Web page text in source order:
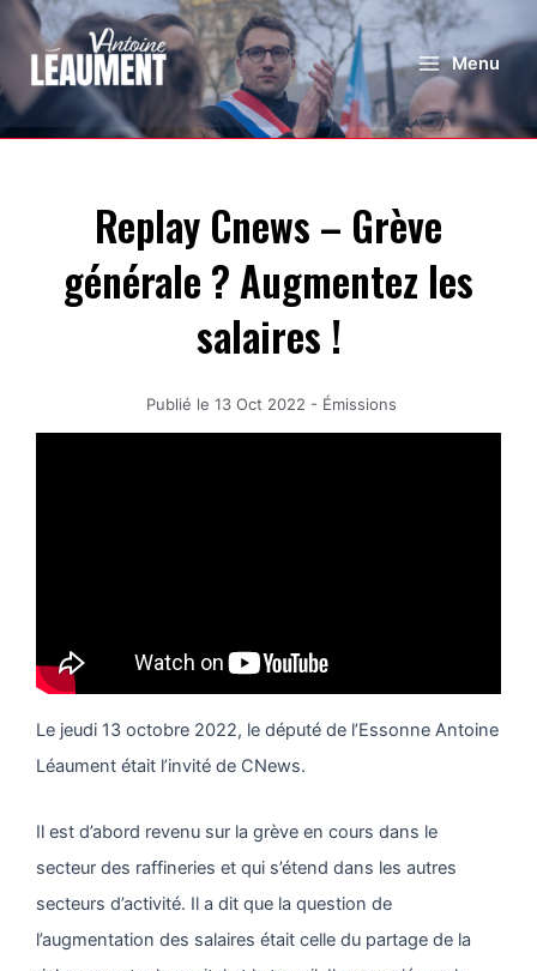
Menu
Replay Cnews – Grève
générale ? Augmentez les
salaires !
Publié le 13 Oct 2022 - Émissions
Le jeudi 13 octobre 2022, le député de l’Essonne Antoine
Léaument était l’invité de CNews.
Il est d’abord revenu sur la grève en cours dans le
secteur des raffineries et qui s’étend dans les autres
secteurs d’activité. Il a dit que la question de
l’augmentation des salaires était celle du partage de la